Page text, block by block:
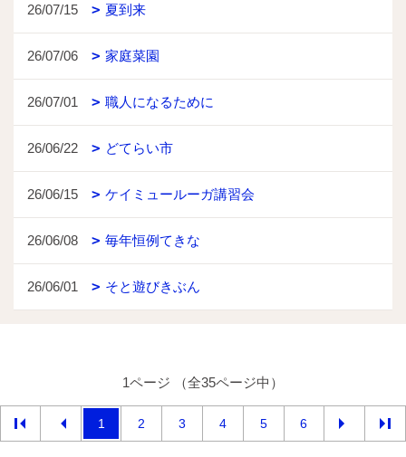
26/07/15 夏到来
26/07/06 家庭菜園
26/07/01 職人になるために
26/06/22 どてらい市
26/06/15 ケイミュールーガ講習会
26/06/08 毎年恒例てきな
26/06/01 そと遊びきぶん
1ページ （全35ページ中）
1 2 3 4 5 6